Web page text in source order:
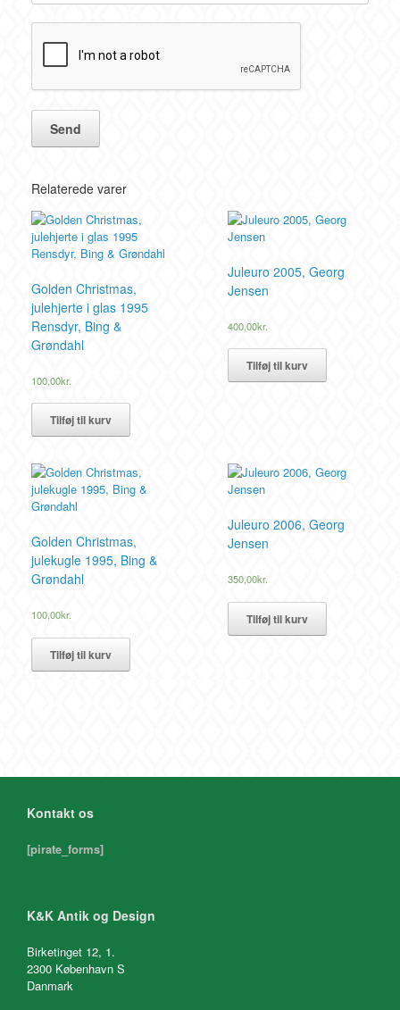
Relaterede varer
Golden Christmas,
julehjerte i glas 1995
Rensdyr, Bing &
Grøndahl
100,00kr.
Tilføj til kurv
Juleuro 2005, Georg
Jensen
400,00kr.
Tilføj til kurv
Golden Christmas,
julekugle 1995, Bing &
Grøndahl
100,00kr.
Tilføj til kurv
Juleuro 2006, Georg
Jensen
350,00kr.
Tilføj til kurv
Kontakt os
[pirate_forms]
K&K Antik og Design
Birketinget 12, 1.
2300 København S
Danmark